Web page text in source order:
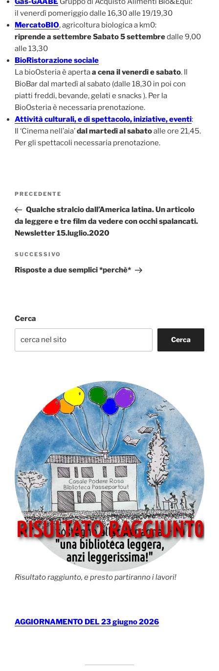
il venerdì pomeriggio dalle 16,30 alle 19/19,30
MercatoBIO, agricoltura biologica a km0:
riprende a settembre Sabato 5 settembredalle 9,00
alle 13,30
BioRistorazione sociale
La bioOsteria è apertaa cena il venerdì e sabato. Il
BioBar dal martedì al sabato (dalle 18,30 in poi con
piatti freddi, bevande, gelati e snacks ). Per la
BioOsteria è necessaria prenotazione.
Attività culturali, e di spettacolo, iniziative, eventi:
Il ‘Cinema nell’aia’dal martedì al sabatoalle ore 21,45.
Per gli spettacoli necessaria prenotazione.
Navigazione
Articolo
precedente:
PRECEDENTE
Qualche stralcio dall’America latina. Un articolo
da leggere e tre film da vedere con occhi spalancati.
Newsletter 15.luglio.2020
Articolo
successivo
SUCCESSIVO
Risposte a due semplici *perchè*
Cerca
Cerca
Risultato raggiunto, e presto partiranno i lavori!
AGGIORNAMENTO DEL 23 giugno 2026